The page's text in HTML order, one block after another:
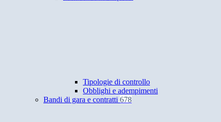
Tipologie di controllo
Obblighi e adempimenti
Bandi di gara e contratti 678